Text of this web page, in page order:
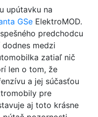
upútavku na
GSe ElektroMOD.
predchodcu
medzi
zatiaľ nič
len o tom, že
a jej súčasťou
pre
aj toto krásne